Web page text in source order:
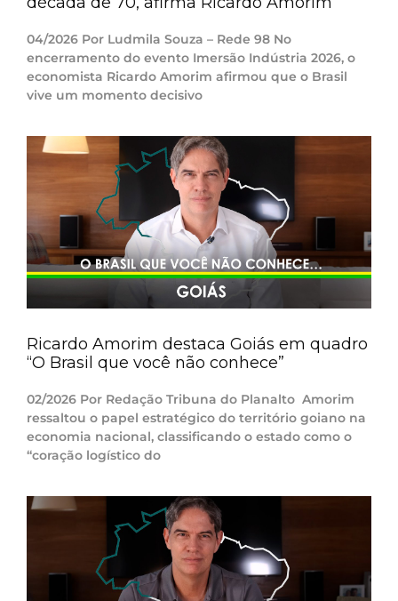
04/2026 Por Ludmila Souza – Rede 98 No
encerramento do evento Imersão Indústria 2026, o
economista Ricardo Amorim afirmou que o Brasil
vive um momento decisivo
Ricardo Amorim destaca Goiás em quadro
“O Brasil que você não conhece”
02/2026 Por Redação Tribuna do Planalto Amorim
ressaltou o papel estratégico do território goiano na
economia nacional, classificando o estado como o
“coração logístico do